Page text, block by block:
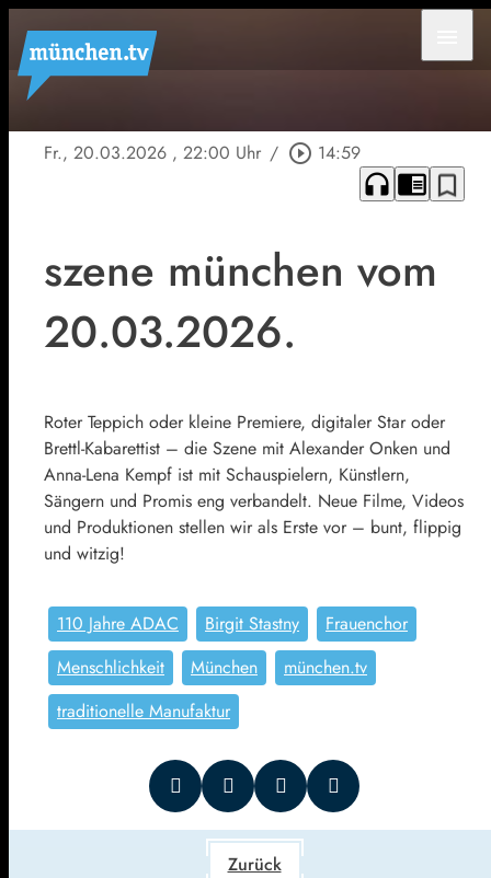
Fr., 20.03.2026 , 22:00 Uhr / play_circle_outline 14:59
headphones chrome_reader_mode bookmark_border
szene münchen vom
20.03.2026.
Roter Teppich oder kleine Premiere, digitaler Star oder
Brettl-Kabarettist – die Szene mit Alexander Onken und
Anna-Lena Kempf ist mit Schauspielern, Künstlern,
Sängern und Promis eng verbandelt. Neue Filme, Videos
und Produktionen stellen wir als Erste vor – bunt, flippig
und witzig!
110 Jahre ADAC Birgit Stastny
Frauenchor
Menschlichkeit
München
münchen.tv
traditionelle Manufaktur
Zurück